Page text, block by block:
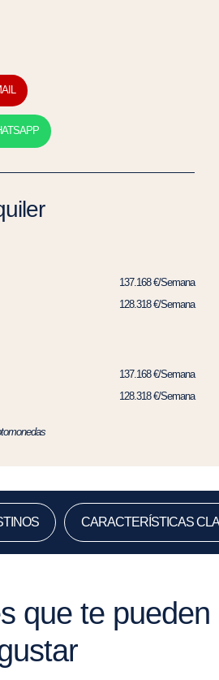
137.168 €/Semana
128.318 €/Semana
137.168 €/Semana
128.318 €/Semana
CARACTERÍSTICAS
que te pueden